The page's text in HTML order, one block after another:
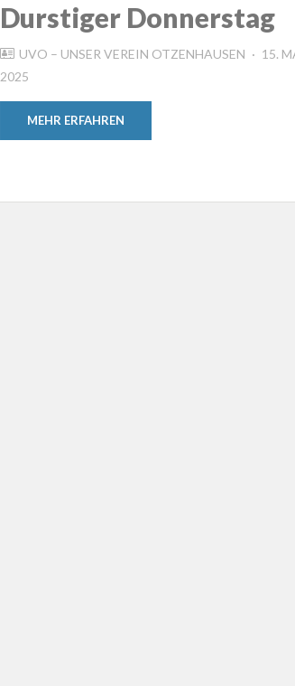
Durstiger Donnerstag
UVO – UNSER VEREIN OTZENHAUSEN
15.
2025
MEHR ERFAHREN